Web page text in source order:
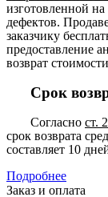
изготовленной
дефектов.
заказчику
предоставление
возврат
Срок
Согласно ст.
срок возврата
составляет 10
Подробнее
Заказ и оплата